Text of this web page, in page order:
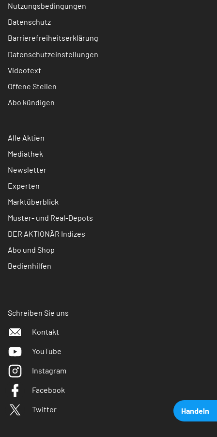
Handeln
Nutzungsbedingungen
Datenschutz
Barrierefreiheitserklärung
Datenschutzeinstellungen
Videotext
Offene Stellen
Abo kündigen
Alle Aktien
Mediathek
Newsletter
Experten
Marktüberblick
Muster- und Real-Depots
DER AKTIONÄR Indizes
Abo und Shop
Bedienhilfen
Schreiben Sie uns
Kontakt
YouTube
Instagram
Facebook
Twitter